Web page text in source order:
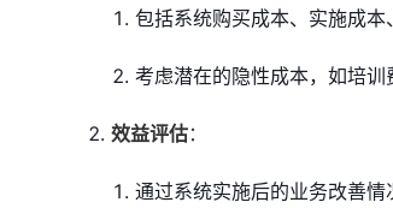
包括系统购买成本、实施成本
考虑潜在的隐性成本，如培
效益评估：
通过系统实施后的业务改善情